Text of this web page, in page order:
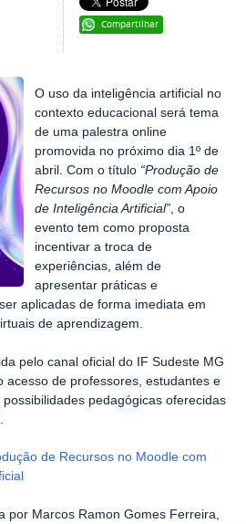
Compartilhar
O uso da inteligência artificial no
contexto educacional será tema
de uma palestra online
promovida no próximo dia 1º de
abril. Com o título “Produção de
Recursos no Moodle com Apoio
de Inteligência Artificial”, o
evento tem como proposta
incentivar a troca de
experiências, além de
apresentar práticas e
aplicadas de forma imediata em
de aprendizagem.
pelo canal oficial do IF Sudeste MG
acesso de professores, estudantes e
pedagógicas oferecidas
de Recursos no Moodle com
por Marcos Ramon Gomes Ferreira,